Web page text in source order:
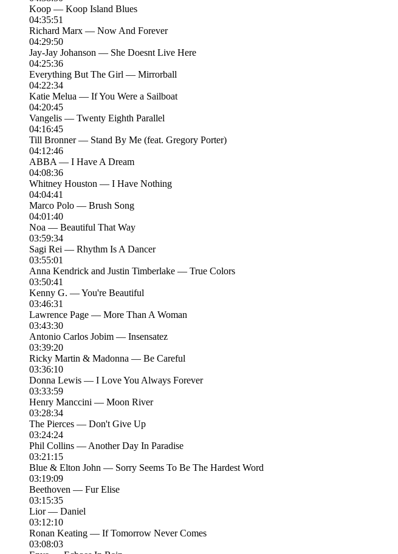
Koop — Koop Island Blues
04:35:51
Richard Marx — Now And Forever
04:29:50
Jay-Jay Johanson — She Doesnt Live Here
04:25:36
Everything But The Girl — Mirrorball
04:22:34
Katie Melua — If You Were a Sailboat
04:20:45
Vangelis — Twenty Eighth Parallel
04:16:45
Till Bronner — Stand By Me (feat. Gregory Porter)
04:12:46
ABBA — I Have A Dream
04:08:36
Whitney Houston — I Have Nothing
04:04:41
Marco Polo — Brush Song
04:01:40
Noa — Beautiful That Way
03:59:34
Sagi Rei — Rhythm Is A Dancer
03:55:01
Anna Kendrick and Justin Timberlake — True Colors
03:50:41
Kenny G. — You're Beautiful
03:46:31
Lawrence Page — More Than A Woman
03:43:30
Antonio Carlos Jobim — Insensatez
03:39:20
Ricky Martin & Madonna — Be Careful
03:36:10
Donna Lewis — I Love You Always Forever
03:33:59
Henry Manccini — Moon River
03:28:34
The Pierces — Don't Give Up
03:24:24
Phil Collins — Another Day In Paradise
03:21:15
Blue & Elton John — Sorry Seems To Be The Hardest Word
03:19:09
Beethoven — Fur Elise
03:15:35
Lior — Daniel
03:12:10
Ronan Keating — If Tomorrow Never Comes
03:08:03